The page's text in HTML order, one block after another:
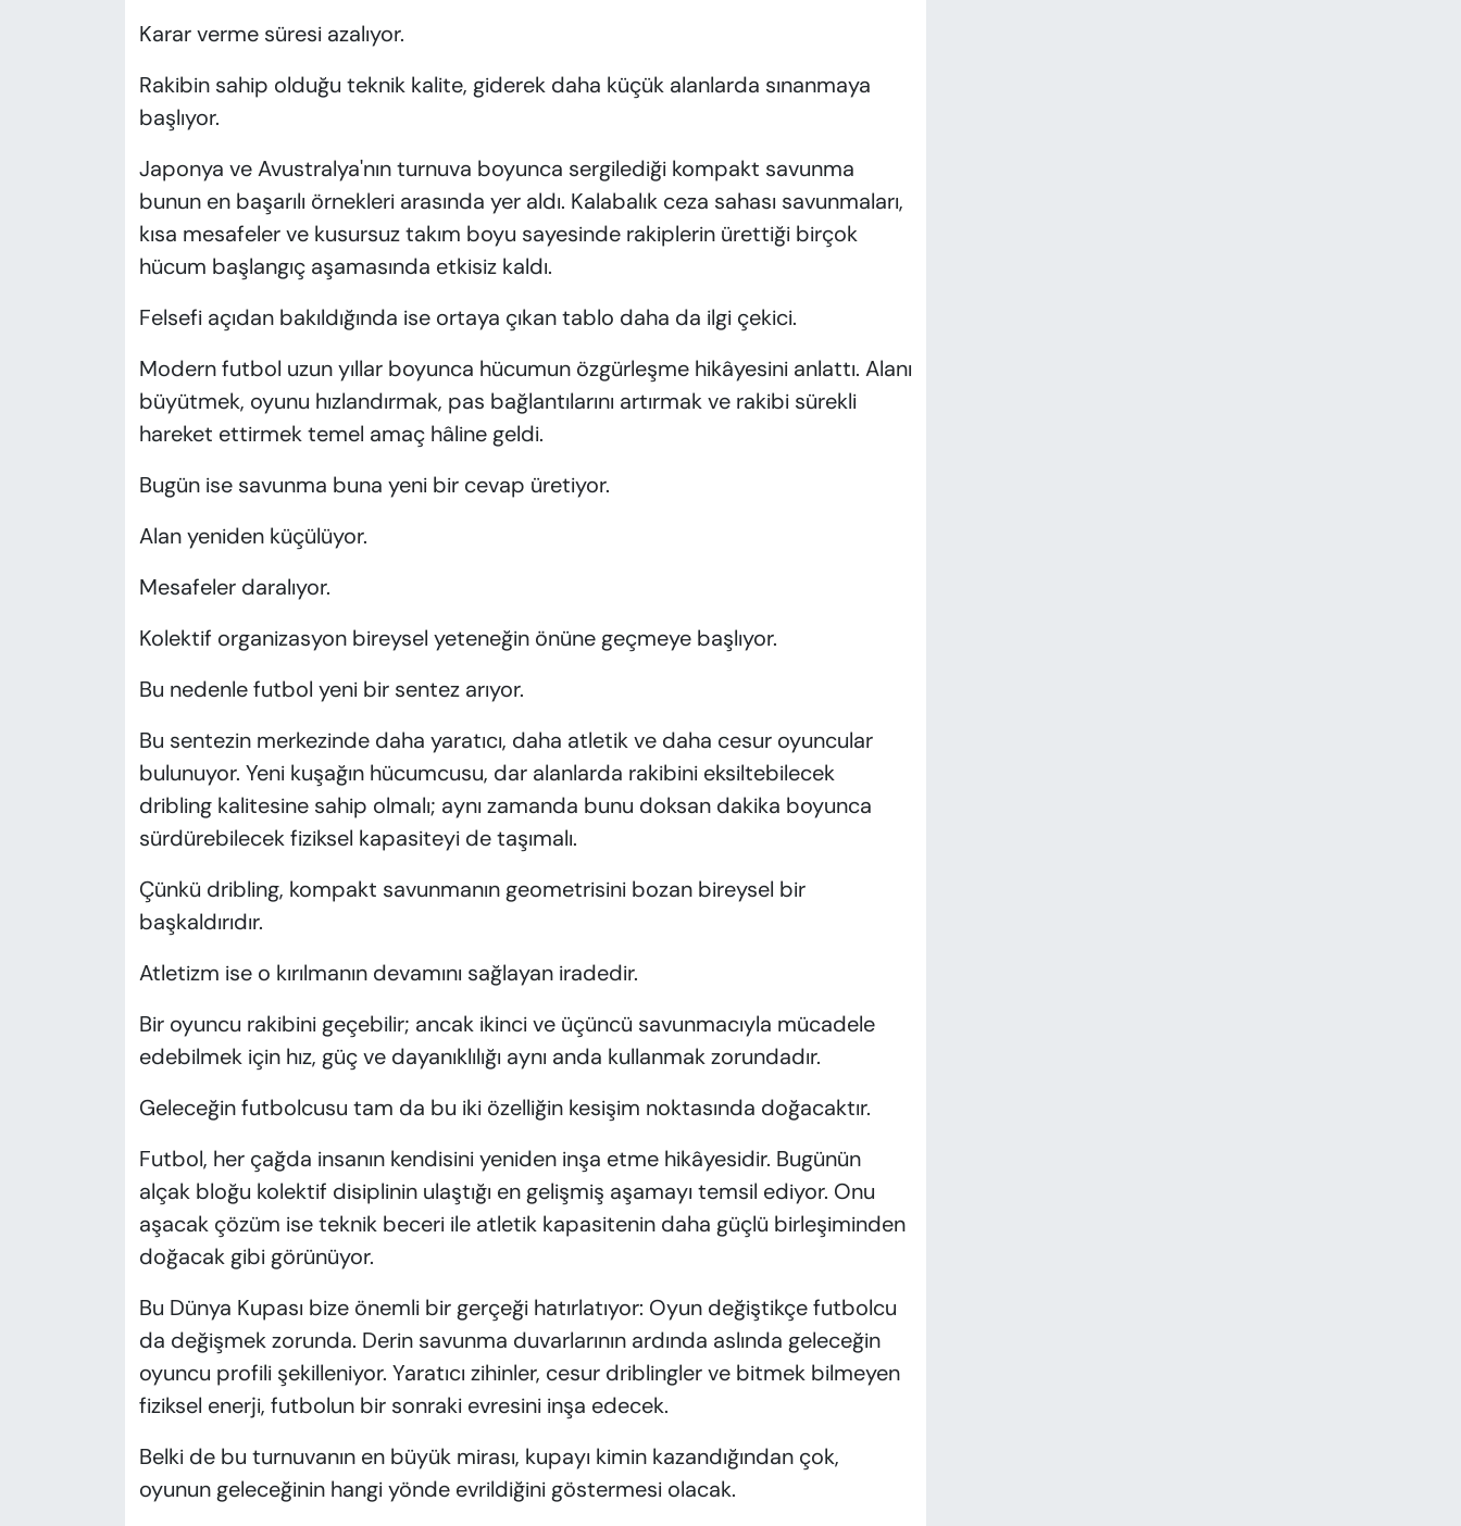
Karar verme süresi azalıyor.
Rakibin sahip olduğu teknik kalite, giderek daha küçük alanlarda sınanmaya
başlıyor.
Japonya ve Avustralya'nın turnuva boyunca sergilediği kompakt savunma
bunun en başarılı örnekleri arasında yer aldı. Kalabalık ceza sahası savunmaları,
kısa mesafeler ve kusursuz takım boyu sayesinde rakiplerin ürettiği birçok
hücum başlangıç aşamasında etkisiz kaldı.
Felsefi açıdan bakıldığında ise ortaya çıkan tablo daha da ilgi çekici.
Modern futbol uzun yıllar boyunca hücumun özgürleşme hikâyesini anlattı. Alanı
büyütmek, oyunu hızlandırmak, pas bağlantılarını artırmak ve rakibi sürekli
hareket ettirmek temel amaç hâline geldi.
Bugün ise savunma buna yeni bir cevap üretiyor.
Alan yeniden küçülüyor.
Mesafeler daralıyor.
Kolektif organizasyon bireysel yeteneğin önüne geçmeye başlıyor.
Bu nedenle futbol yeni bir sentez arıyor.
Bu sentezin merkezinde daha yaratıcı, daha atletik ve daha cesur oyuncular
bulunuyor. Yeni kuşağın hücumcusu, dar alanlarda rakibini eksiltebilecek
dribling kalitesine sahip olmalı; aynı zamanda bunu doksan dakika boyunca
sürdürebilecek fiziksel kapasiteyi de taşımalı.
Çünkü dribling, kompakt savunmanın geometrisini bozan bireysel bir
başkaldırıdır.
Atletizm ise o kırılmanın devamını sağlayan iradedir.
Bir oyuncu rakibini geçebilir; ancak ikinci ve üçüncü savunmacıyla mücadele
edebilmek için hız, güç ve dayanıklılığı aynı anda kullanmak zorundadır.
Geleceğin futbolcusu tam da bu iki özelliğin kesişim noktasında doğacaktır.
Futbol, her çağda insanın kendisini yeniden inşa etme hikâyesidir. Bugünün
alçak bloğu kolektif disiplinin ulaştığı en gelişmiş aşamayı temsil ediyor. Onu
aşacak çözüm ise teknik beceri ile atletik kapasitenin daha güçlü birleşiminden
doğacak gibi görünüyor.
Bu Dünya Kupası bize önemli bir gerçeği hatırlatıyor: Oyun değiştikçe futbolcu
da değişmek zorunda. Derin savunma duvarlarının ardında aslında geleceğin
oyuncu profili şekilleniyor. Yaratıcı zihinler, cesur driblingler ve bitmek bilmeyen
fiziksel enerji, futbolun bir sonraki evresini inşa edecek.
Belki de bu turnuvanın en büyük mirası, kupayı kimin kazandığından çok,
oyunun geleceğinin hangi yönde evrildiğini göstermesi olacak.